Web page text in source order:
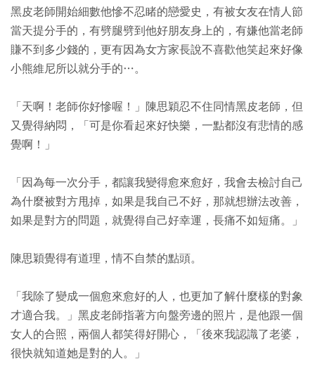
黑皮老師開始細數他慘不忍睹的戀愛史，有被女友在情人節
當天提分手的，有劈腿劈到他好朋友身上的，有嫌他當老師
賺不到多少錢的，更有因為女方家長說不喜歡他笑起來好像
小熊維尼所以就分手的…。
「天啊！老師你好慘喔！」陳思穎忍不住同情黑皮老師，但
又覺得納悶，「可是你看起來好快樂，一點都沒有悲情的感
覺啊！」
「因為每一次分手，都讓我變得愈來愈好，我會去檢討自己
為什麼被對方甩掉，如果是我自己不好，那就想辦法改善，
如果是對方的問題，就覺得自己好幸運，長痛不如短痛。」
陳思穎覺得有道理，情不自禁的點頭。
「我除了變成一個愈來愈好的人，也更加了解什麼樣的對象
才適合我。」黑皮老師指著方向盤旁邊的照片，是他跟一個
女人的合照，兩個人都笑得好開心，「後來我認識了老婆，
很快就知道她是對的人。」